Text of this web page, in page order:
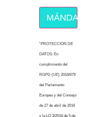
MÁNDAME
“PROTECCION DE
DATOS: En
cumplimiento del
RGPD (UE) 2016/679
del Parlamento
Europeo y del Consejo
de 27 de abril de 2016
y la LO 3/2018 de 5 de